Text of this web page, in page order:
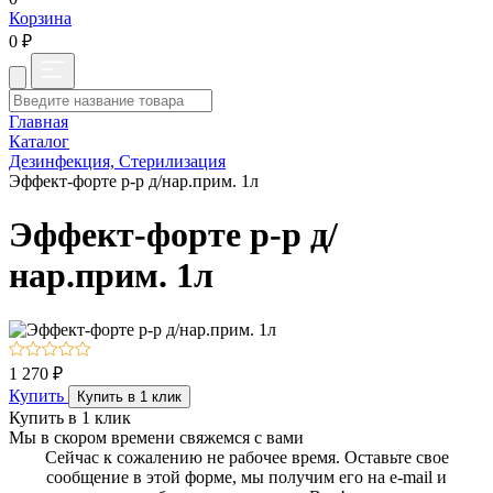
Корзина
0 ₽
Главная
Каталог
Дезинфекция, Стерилизация
Эффект-форте р-р д/нар.прим. 1л
Эффект-форте р-р д/
нар.прим. 1л
1 270 ₽
Купить
Купить в 1 клик
Купить в 1 клик
Мы в скором времени свяжемся с вами
Сейчас к сожалению не рабочее время. Оставьте свое
сообщение в этой форме, мы получим его на e-mail и